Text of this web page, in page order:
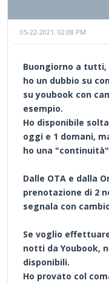
05-22-2021, 02:08 PM
Buongiorno a tutti,
ho un dubbio su
su youbook con
esempio.
Ho disponibile
oggi e 1 domani,
ho una
Dalle OTA e dalla
prenotazione di 2
segnala con
Se voglio
notti da Youbook,
disponibili.
Ho provato col